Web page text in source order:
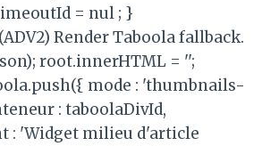
= nul ; }
Render Taboola fallback.
root.innerHTML = '';
mode : 'thumbnails-
: taboolaDivId,
: 'Widget milieu d'article